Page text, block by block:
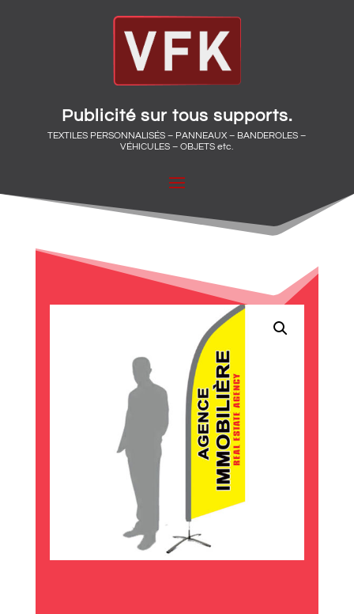
Publicité sur tous supports.
TEXTILES PERSONNALISÉS – PANNEAUX – BANDEROLES –
VÉHICULES – OBJETS etc.